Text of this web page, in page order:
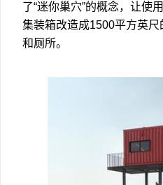
了“迷你巢穴”的概念，让使
集装箱改造成1500平方英
和厕所。